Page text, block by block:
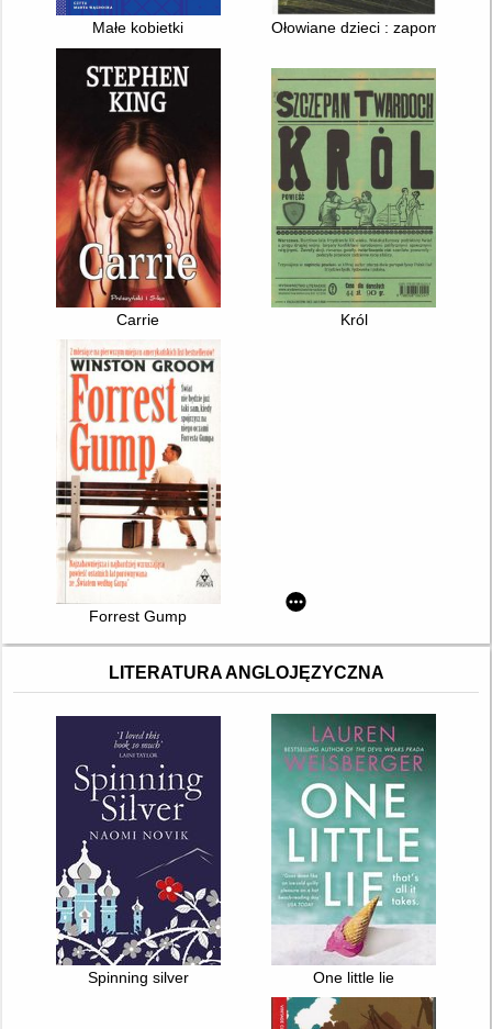
Małe kobietki Ołowiane dzieci : zapomniana
Carrie Król
Forrest Gump
LITERATURA ANGLOJĘZYCZNA
Spinning silver One little lie